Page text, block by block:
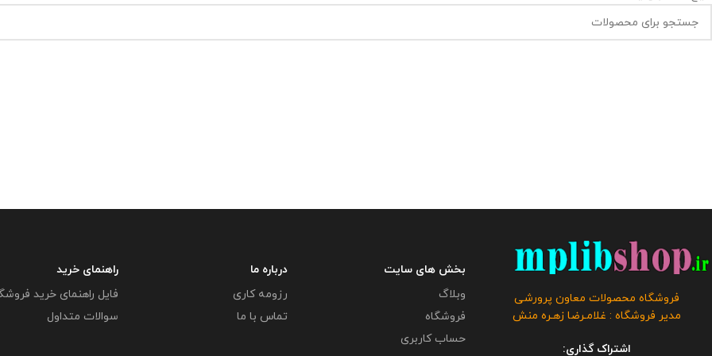
فروشگاه محصولات معاون پرورشی
مدیر فروشگاه : غلامـرضا زهـره منش
اشتراک گذاری:
بخش های سایت
وبلاگ
فروشگاه
حساب کاربری
درباره ما
رزومه کاری
تماس با ما
راهنمای خرید
فایل راهنمای خرید
سوالات متداول